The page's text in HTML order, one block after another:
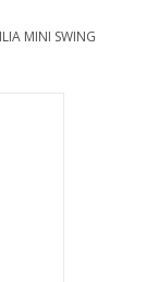
MINI SWING